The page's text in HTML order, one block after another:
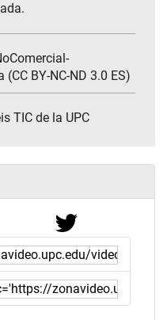
BY-NC-ND 3.0 ES)
TIC de la UPC